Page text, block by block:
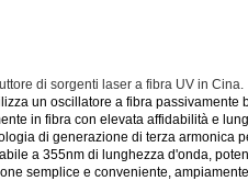
di sorgenti laser a fibra UV in Cina.
un oscillatore a fibra
in fibra con elevata affidabilità e
di generazione di terza armonica
a 355nm di lunghezza d'onda,
semplice e conveniente,